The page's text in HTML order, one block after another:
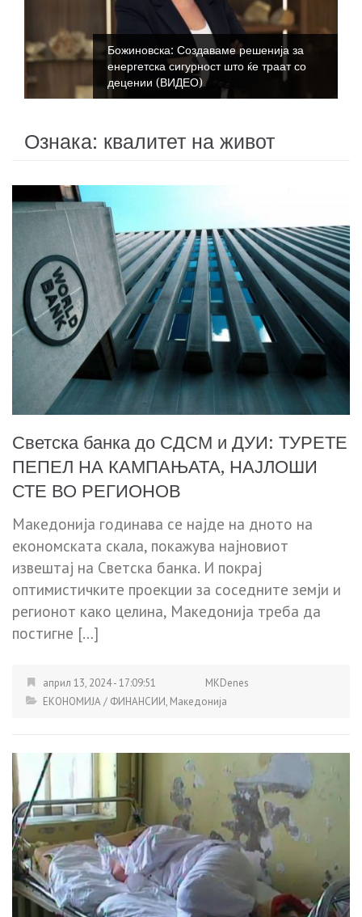
Божиновска: Создаваме решенија за
енергетска сигурност што ќе траат со
децении (ВИДЕО)
Ознака: квалитет на живот
Светска банка до СДСМ и ДУИ: ТУРЕТЕ
ПЕПЕЛ НА КАМПАЊАТА, НАЈЛОШИ
СТЕ ВО РЕГИОНОВ
Македонија годинава се најде на дното на
економската скала, покажува најновиот
извештај на Светска банка. И покрај
оптимистичките проекции за соседните земји и
регионот како целина, Македонија треба да
постигне […]
април 13, 2024 - 17:09:51
MKDenes
ЕКОНОМИЈА / ФИНАНСИИ, Македонија